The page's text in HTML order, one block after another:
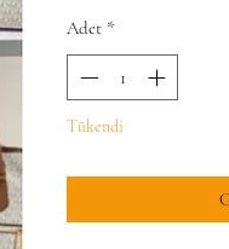
Adet *
Tükendi